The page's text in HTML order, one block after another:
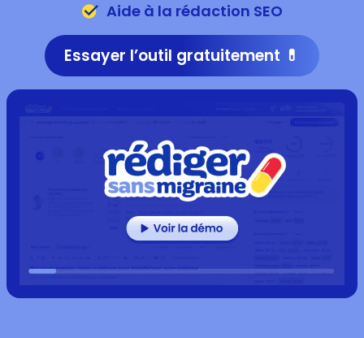
Aide à la rédaction SEO
Essayer l’outil gratuitement 💊